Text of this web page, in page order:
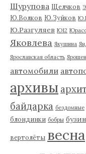
Шурупова Щелчков
Ю.Волков Ю.Зуйков
Ю.Разгуляев Ю12
Яковлева Якушина
Ярославская область
автомобили
архивы
байдарка бездомные
блондинки бобры
вертолёты весна